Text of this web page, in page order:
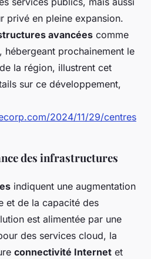
privé en pleine expansion.
avancées comme
prochainement le
la région, illustrent cet
sur ce développement,
2024/11/29/centres
des infrastructures
indiquent une augmentation
et de la capacité des
est alimentée par une
des services cloud, la
connectivité Internet et